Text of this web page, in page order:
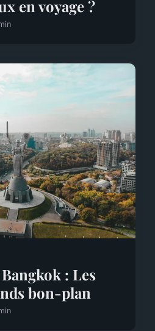
en voyage ?
: Les
bon-plan